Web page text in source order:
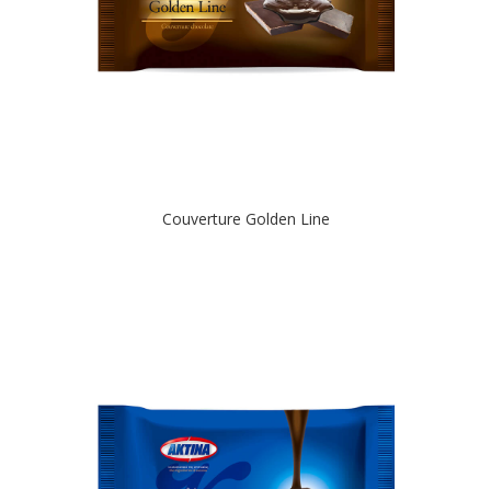
Couverture Golden Line